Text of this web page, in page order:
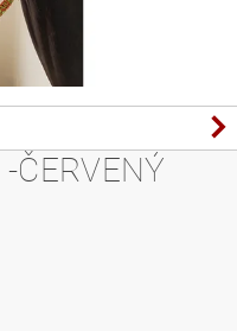
ČERVENÝ